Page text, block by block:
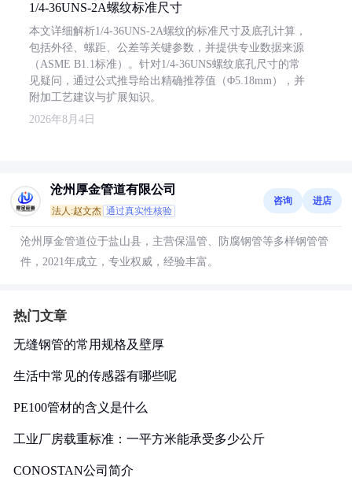
1/4-36UNS-2A螺纹标准尺寸
本文详细解析1/4-36UNS-2A螺纹的标准尺寸及底孔计算，
包括外径、螺距、公差等关键参数，并提供专业数据来源
（ASME B1.1标准）。针对1/4-36UNS螺纹底孔尺寸的常
见疑问，通过公式推导给出精确推荐值（Φ5.18mm），并
附加工艺建议与扩展知识。
2026年8月4日
沧州厚金管道有限公司
法人:赵文杰 通过真实性核验
咨询 进店
沧州厚金管道位于盐山县，主营保温管、防腐钢管等多样钢管管
件，2021年成立，专业权威，经验丰富。
热门文章
无缝钢管的常用规格及壁厚
生活中常见的传感器有哪些呢
PE100管材的含义是什么
工业厂房载重标准：一平方米能承受多少公斤
CONOSTAN公司简介